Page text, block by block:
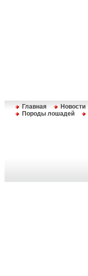
Главная Новости
Породы лошадей